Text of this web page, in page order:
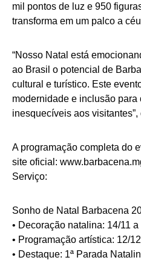
mil pontos de luz e 950
transforma em um palco a
“Nosso Natal está
ao Brasil o potencial de
cultural e turístico. Este
modernidade e inclusão
inesquecíveis aos
A programação completa do
site oficial:
Serviço:
Sonho de Natal Barbacena
• Decoração natalina: 14/11 a
• Programação artística: 12/
• Destaque: 1ª Parada